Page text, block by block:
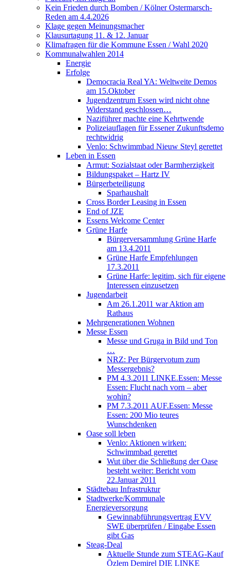
Kein Frieden durch Bomben / Kölner Ostermarsch-
Reden am 4.4.2026
Klage gegen Meinungsmacher
Klausurtagung 11. & 12. Januar
Klimafragen für die Kommune Essen / Wahl 2020
Kommunalwahlen 2014
Energie
Erfolge
Democracia Real YA: Weltweite Demos
am 15.Oktober
Jugendzentrum Essen wird nicht ohne
Widerstand geschlossen…
Naziführer machte eine Kehrtwende
Polizeiauflagen für Essener Zukunftsdemo
rechtwidrig
Venlo: Schwimmbad Nieuw Steyl gerettet
Leben in Essen
Armut: Sozialstaat oder Barmherzigkeit
Bildungspaket – Hartz IV
Bürgerbeteiligung
Sparhaushalt
Cross Border Leasing in Essen
End of JZE
Essens Welcome Center
Grüne Harfe
Bürgerversammlung Grüne Harfe
am 13.4.2011
Grüne Harfe Empfehlungen
17.3.2011
Grüne Harfe: legitim, sich für eigene
Interessen einzusetzen
Jugendarbeit
Am 26.1.2011 war Aktion am
Rathaus
Mehrgenerationen Wohnen
Messe Essen
Messe und Gruga in Bild und Ton
…
NRZ: Per Bürgervotum zum
Messergebnis?
PM 4.3.2011 LINKE.Essen: Messe
Essen: Flucht nach vorn – aber
wohin?
PM 7.3.2011 AUF.Essen: Messe
Essen: 200 Mio teures
Wunschdenken
Oase soll leben
Venlo: Aktionen wirken:
Schwimmbad gerettet
Wut über die Schließung der Oase
besteht weiter: Bericht vom
22.Januar 2011
Städtebau Infrastruktur
Stadtwerke/Kommunale
Energieversorgung
Gewinnabführungsvertrag EVV
SWE überprüfen / Eingabe Essen
gibt Gas
Steag-Deal
Aktuelle Stunde zum STEAG-Kauf
Özlem Demirel DIE LINKE